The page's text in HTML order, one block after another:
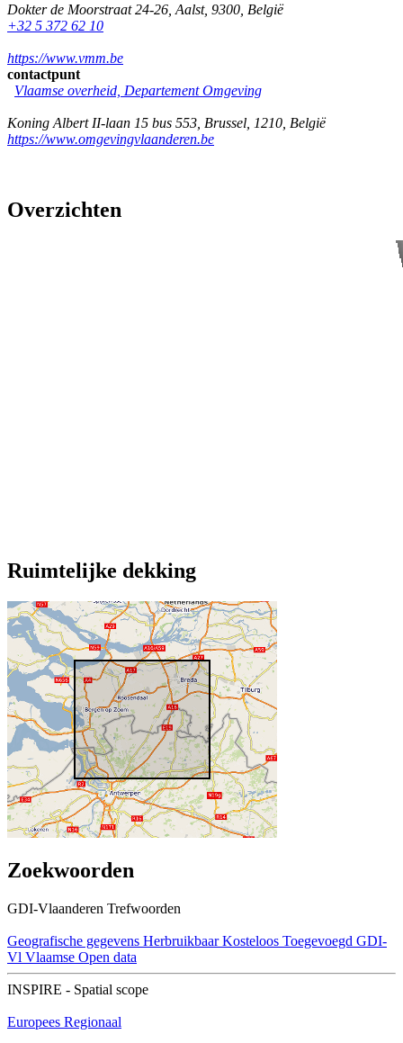
Dokter de Moorstraat 24-26 Aalst, 9300 België
+32 5 372 62 10
https://www.vmm.be
contactpunt
Vlaamse overheid, Departement Omgeving
Koning Albert II-laan 15 bus 553 Brussel 1210 België
https://www.omgevingvlaanderen.be
Overzichten
Ruimtelijke dekking
Zoekwoorden
GDI-Vlaanderen Trefwoorden
Geografische gegevens Herbruikbaar Kosteloos Toegevoegd GDI-
Vl Vlaamse Open data
INSPIRE - Spatial scope
Europees Regionaal